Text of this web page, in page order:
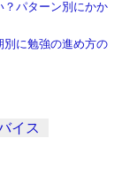
？パターン別にかか
別に勉強の進め方の
イス